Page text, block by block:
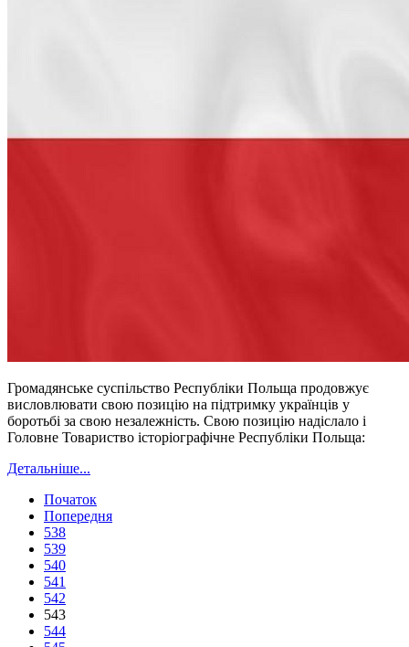
Громадянське суспільство Республіки Польща продовжує
висловлювати свою позицію на підтримку українців у
боротьбі за свою незалежність. Свою позицію надіслало і
Головне Товариство історіографічне Республіки Польща:
Детальніше...
Початок
Попередня
538
539
540
541
542
543
544